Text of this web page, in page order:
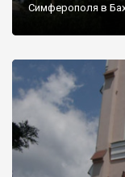
Симферополя в